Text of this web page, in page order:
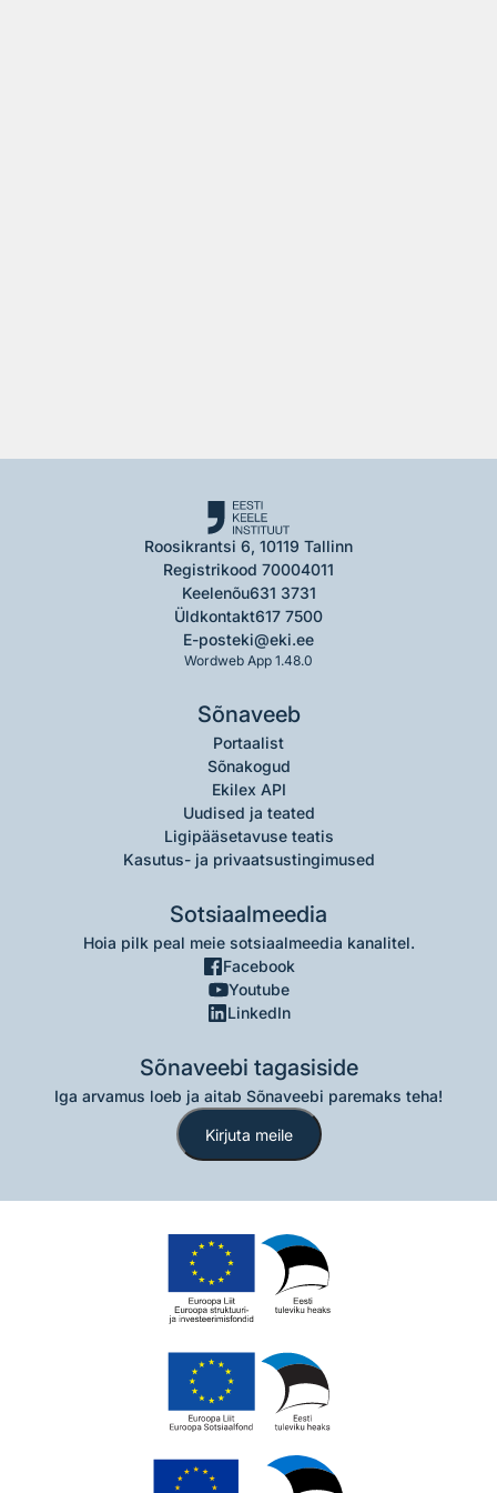
Roosikrantsi 6, 10119 Tallinn
Registrikood 70004011
Keelenõu631 3731
Üldkontakt617 7500
E-posteki@eki.ee
Wordweb App 1.48.0
Sõnaveeb
Portaalist
Sõnakogud
Ekilex API
Uudised ja teated
Ligipääsetavuse teatis
Kasutus- ja privaatsustingimused
Sotsiaalmeedia
Hoia pilk peal meie sotsiaalmeedia kanalitel.
Facebook
Youtube
LinkedIn
Sõnaveebi tagasiside
Iga arvamus loeb ja aitab Sõnaveebi paremaks teha!
Kirjuta meile